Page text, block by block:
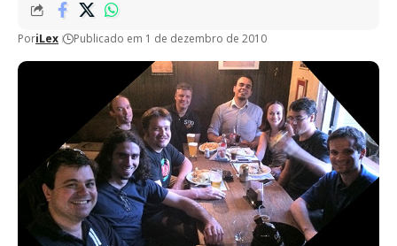
PoriLex Publicado em 1 de dezembro de 2010